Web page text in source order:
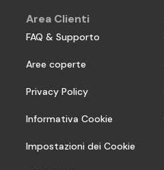
Area Clienti
FAQ & Supporto
Aree coperte
Privacy Policy
Informativa Cookie
Impostazioni dei Cookie